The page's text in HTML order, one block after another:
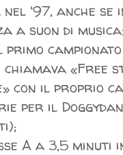
'97, anche
a suon di
campionato
«Free
il proprio
per il
A a 3,5 minuti